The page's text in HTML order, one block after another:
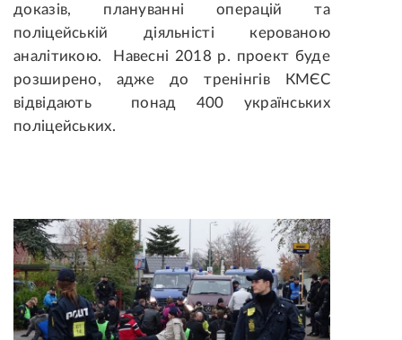
доказів, плануванні операцій та
поліцейській діяльністі керованою
аналітикою. Навесні 2018 р. проект буде
розширено, адже до тренінгів КМЄС
відвідають понад 400 українських
поліцейських.